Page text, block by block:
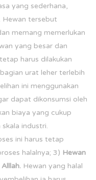
yang sederhana,
Hewan tersebut
memang memerlukan
yang besar dan
harus dilakukan
urat leher terlebih
ini menggunakan
dapat dikonsumsi oleh
biaya yang cukup
industri.
ini harus tetap
halalnya; 3) Hewan
. Hewan yang halal